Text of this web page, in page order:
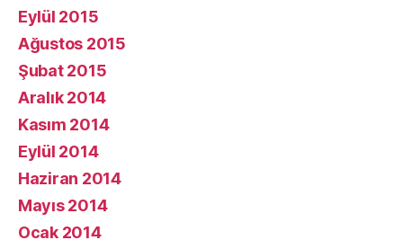
Eylül 2015
Ağustos 2015
Şubat 2015
Aralık 2014
Kasım 2014
Eylül 2014
Haziran 2014
Mayıs 2014
Ocak 2014